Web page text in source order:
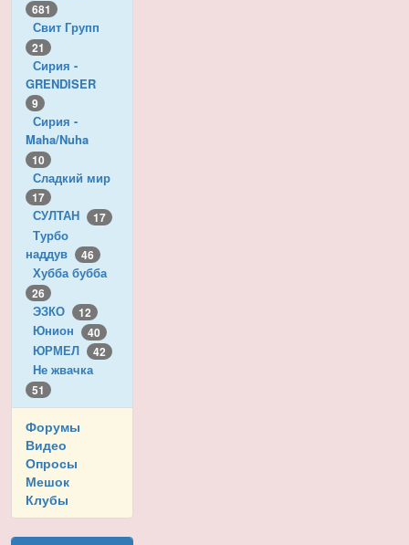
681
Свит Групп
21
Сирия -
GRENDISER
9
Сирия -
Maha/Nuha
10
Сладкий мир
17
СУЛТАН 17
Турбо
наддув
46
Хубба бубба
26
ЭЗКО 12
Юнион 40
ЮРМЕЛ 42
Не жвачка
51
Форумы
Видео
Опросы
Мешок
Клубы